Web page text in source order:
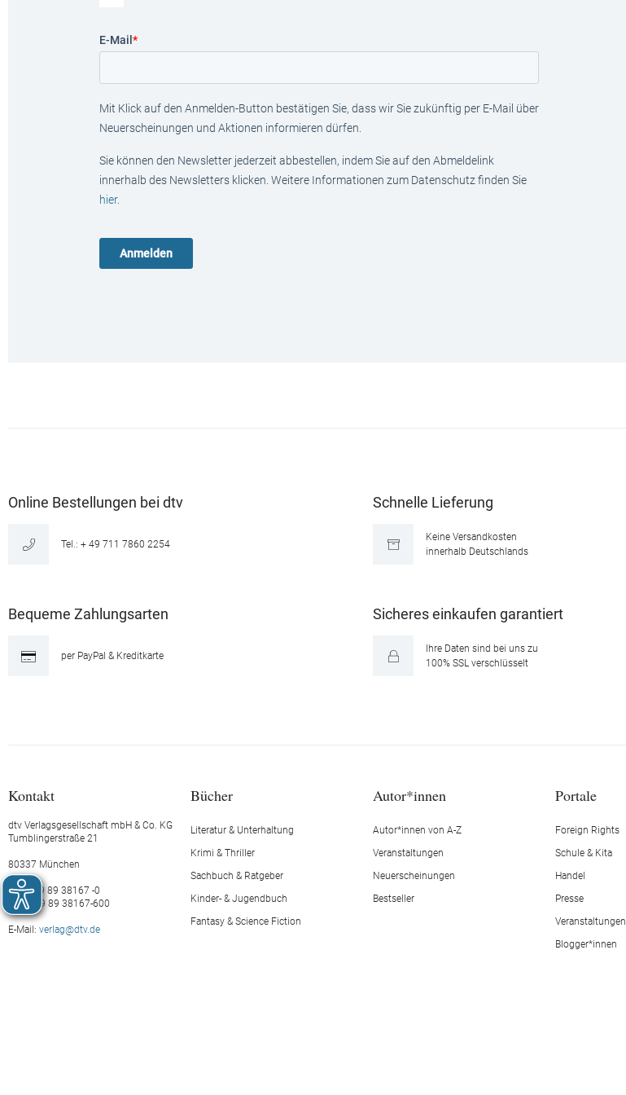
E-Mail *
Mit Klick auf den Anmelden-Button bestätigen Sie, dass wir Sie zukünftig per E-Mail über
Neuerscheinungen und Aktionen informieren dürfen.
Sie können den Newsletter jederzeit abbestellen, indem Sie auf den Abmeldelink
innerhalb des Newsletters klicken. Weitere Informationen zum Datenschutz finden Sie
hier.
Online Bestellungen bei dtv
Tel.: + 49 711 7860 2254
Schnelle Lieferung
Keine Versandkosten
innerhalb Deutschlands
Bequeme Zahlungsarten
per PayPal & Kreditkarte
Sicheres einkaufen garantiert
Ihre Daten sind bei uns zu
100% SSL verschlüsselt
Kontakt
dtv Verlagsgesellschaft mbH & Co. KG
Tumblingerstraße 21
80337 München
Tel.: +49 89 38167 -0
Fax: +49 89 38167-600
E-Mail: verlag@dtv.de
Bücher
Literatur & Unterhaltung
Krimi & Thriller
Sachbuch & Ratgeber
Kinder- & Jugendbuch
Fantasy & Science Fiction
Autor*innen
Autor*innen von A-Z
Veranstaltungen
Neuerscheinungen
Bestseller
Portale
Foreign Rights
Schule & Kita
Handel
Presse
Veranstaltungen
Blogger*innen